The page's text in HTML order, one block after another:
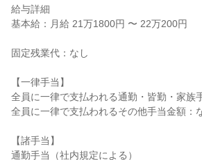
給与詳細
基本給：月給 21万1800円 〜 22万200円
固定残業代：なし
【一律手当】
全員に一律で支払われる通勤・皆勤・家族
全員に一律で支払われるその他手当金額：
【諸手当】
通勤手当（社内規定による）